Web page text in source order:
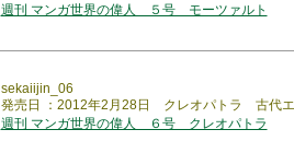
週刊 マンガ世界の偉人 ５号 モーツァルト
sekaiijin_06
発売日 ：2012年2月28日 クレオパトラ 古代エ
週刊 マンガ世界の偉人 ６号 クレオパトラ